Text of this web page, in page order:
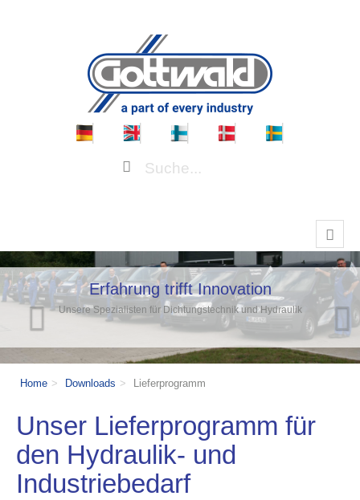
Erfahrung trifft Innovation
Unsere Spezialisten für Dichtungstechnik und Hydraulik
Home Downloads Lieferprogramm
Unser Lieferprogramm für
den Hydraulik- und
Industriebedarf